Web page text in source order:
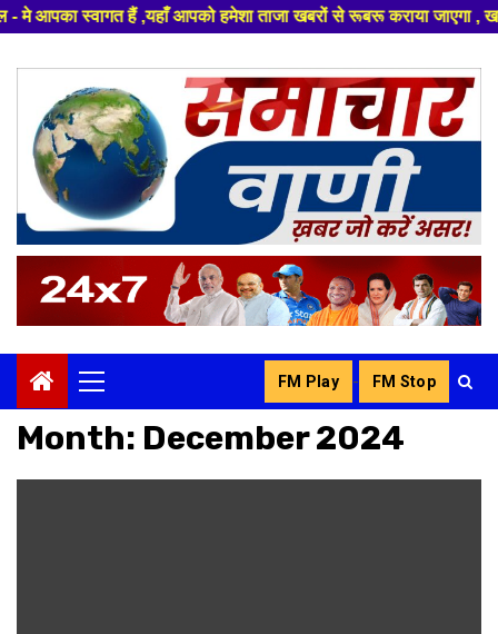
आपको हमेशा ताजा खबरों से रूबरू कराया जाएगा , खबर ओर विज्ञापन के
content
Primary
Menu
FM Play - FM Stop
Month: December 2024